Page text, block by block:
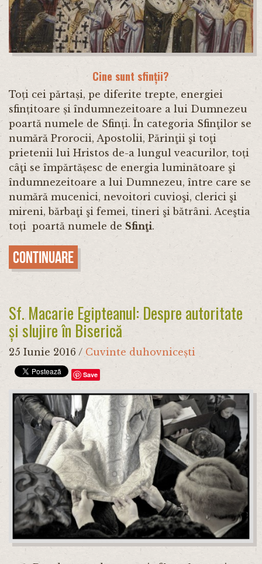
Cine sunt sfinții?
Toți cei părtași, pe diferite trepte, energiei
sfințitoare și îndumnezeitoare a lui Dumnezeu
poartă numele de Sfinți. În categoria Sfinţilor se
numără Prorocii, Apostolii, Părinţii şi toţi
prietenii lui Hristos de-a lungul veacurilor, toți
câţi se împărtășesc de energia luminătoare şi
îndumnezeitoare a lui Dumnezeu, între care se
numără mucenici, nevoitori cuvioşi, clerici şi
mireni, bărbaţi şi femei, tineri şi bătrâni. Aceştia
toți poartă numele de Sfinţi.
Continuare
Sf. Macarie Egipteanul: Despre autoritate
și slujire în Biserică
25 Iunie 2016 / Cuvinte duhovnicești
Save